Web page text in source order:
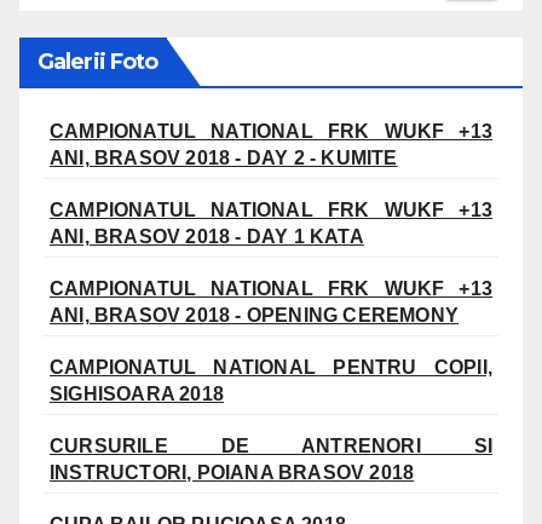
Galerii Foto
CAMPIONATUL NATIONAL FRK WUKF +13
ANI, BRASOV 2018 - DAY 2 - KUMITE
CAMPIONATUL NATIONAL FRK WUKF +13
ANI, BRASOV 2018 - DAY 1 KATA
CAMPIONATUL NATIONAL FRK WUKF +13
ANI, BRASOV 2018 - OPENING CEREMONY
CAMPIONATUL NATIONAL PENTRU COPII,
SIGHISOARA 2018
CURSURILE DE ANTRENORI SI
INSTRUCTORI, POIANA BRASOV 2018